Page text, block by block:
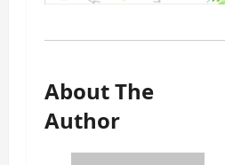
About The
Author